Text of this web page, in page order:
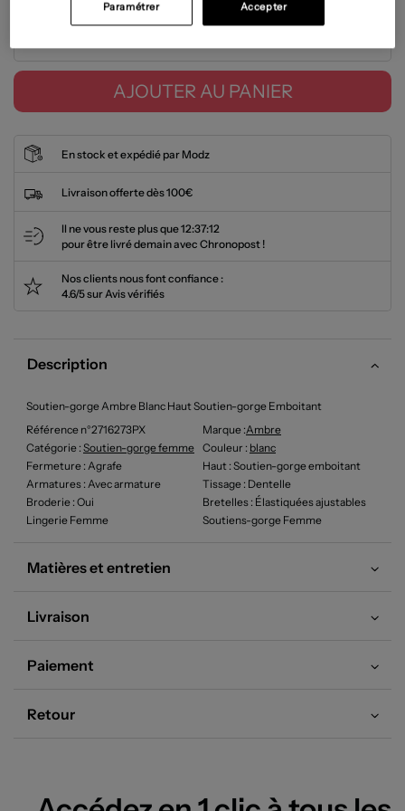
AJOUTER AU PANIER
En stock et expédié par Modz
Livraison offerte dès 100€
Il ne vous reste plus que12:37:12
pour être livré demain avec Chronopost !
Nos clients nous font confiance :
4.6/5 sur Avis vérifiés
Description
Soutien-gorge Ambre Blanc Haut Soutien-gorge Emboitant
Référence n°2716273PX
Marque :Ambre
Catégorie : Soutien-gorge femme Couleur : blanc
Fermeture : Agrafe Haut : Soutien-gorge emboitant
Armatures : Avec armature Tissage : Dentelle
Broderie : Oui Bretelles : Élastiquées ajustables
Lingerie Femme
Soutiens-gorge Femme
Matières et entretien
Livraison
Paiement
Retour
Accepter
Paramétrer